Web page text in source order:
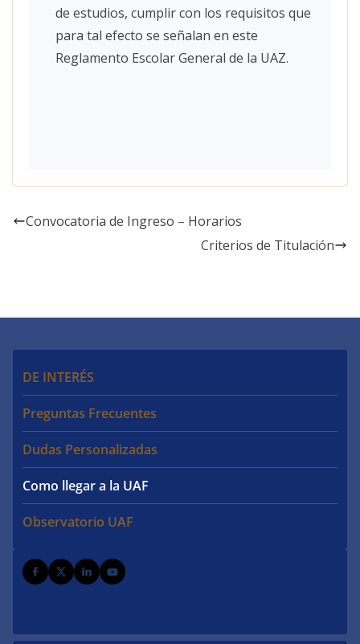
de estudios, cumplir con los requisitos que
para tal efecto se señalan en este
Reglamento Escolar General de la UAZ.
Convocatoria de Ingreso – Horarios
Criterios de Titulación
DE INTERÉS
Preguntas Frecuentes
Dudas Personalizadas
Como llegar a la UAF
Observatorio UAF